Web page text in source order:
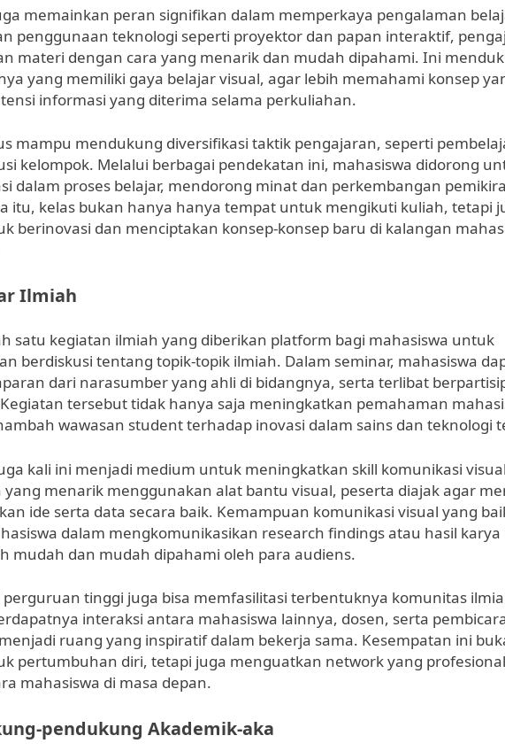
memainkan peran signifikan dalam memperkaya pengalaman
penggunaan teknologi seperti proyektor dan papan interaktif,
materi dengan cara yang menarik dan mudah dipahami. Ini
yang memiliki gaya belajar visual, agar lebih memahami konsep
informasi yang diterima selama perkuliahan.
mampu mendukung diversifikasi taktik pengajaran, seperti
kelompok. Melalui berbagai pendekatan ini, mahasiswa didorong
dalam proses belajar, mendorong minat dan perkembangan
itu, kelas bukan hanya hanya tempat untuk mengikuti kuliah, tetapi
berinovasi dan menciptakan konsep-konsep baru di kalangan
Ilmiah
satu kegiatan ilmiah yang diberikan platform bagi mahasiswa untuk
berdiskusi tentang topik-topik ilmiah. Dalam seminar, mahasiswa
dari narasumber yang ahli di bidangnya, serta terlibat
tersebut tidak hanya saja meningkatkan pemahaman
wawasan student terhadap inovasi dalam sains dan teknologi
kali ini menjadi medium untuk meningkatkan skill komunikasi
menarik menggunakan alat bantu visual, peserta diajak agar
ide serta data secara baik. Kemampuan komunikasi visual yang
dalam mengkomunikasikan research findings atau hasil karya
mudah dan mudah dipahami oleh para audiens.
tinggi juga bisa memfasilitasi terbentuknya komunitas
interaksi antara mahasiswa lainnya, dosen, serta
ruang yang inspiratif dalam bekerja sama. Kesempatan ini
pertumbuhan diri, tetapi juga menguatkan network yang
mahasiswa di masa depan.
pendukung Akademik-aka